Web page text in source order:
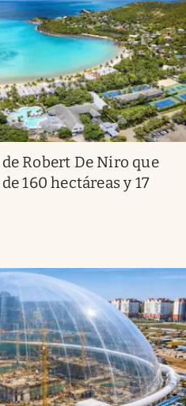
Robert De Niro que
160 hectáreas y 17